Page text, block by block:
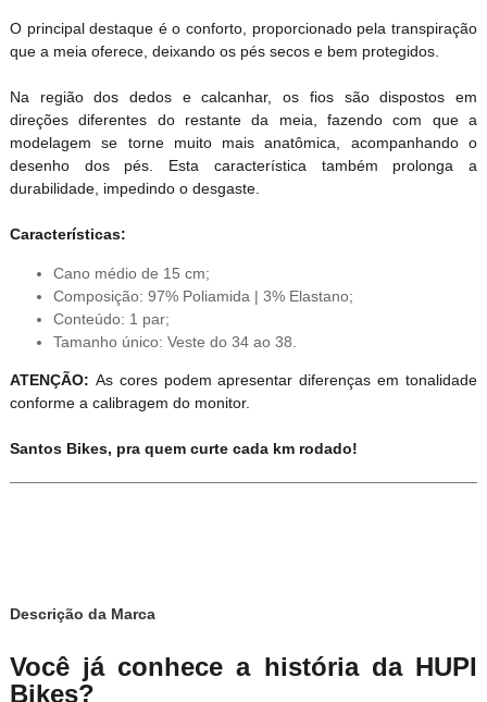
O principal destaque é o conforto, proporcionado pela transpiração
que a meia oferece, deixando os pés secos e bem protegidos.
Na região dos dedos e calcanhar, os fios são dispostos em
direções diferentes do restante da meia, fazendo com que a
modelagem se torne muito mais anatômica, acompanhando o
desenho dos pés. Esta característica também prolonga a
durabilidade, impedindo o desgaste.
Características:
Cano médio de 15 cm;
Composição: 97% Poliamida | 3% Elastano;
Conteúdo: 1 par;
Tamanho único: Veste do 34 ao 38.
ATENÇÃO: As cores podem apresentar diferenças em tonalidade
conforme a calibragem do monitor.
Santos Bikes, pra quem curte cada km rodado!
Descrição da Marca
Você já conhece a história da HUPI
Bikes?